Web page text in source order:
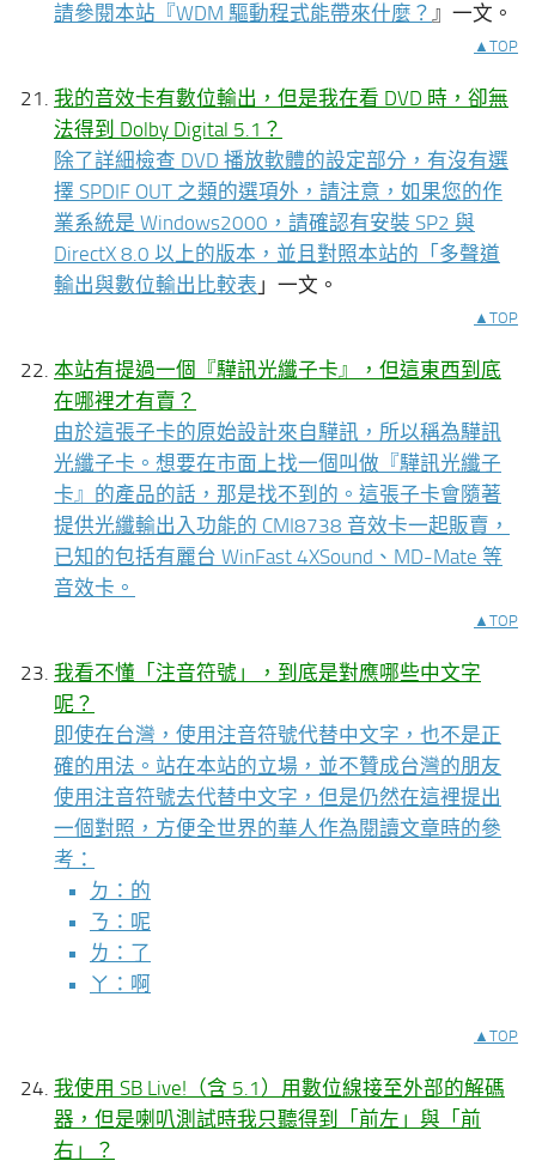
請參閱本站『WDM 驅動程式能帶來什麼？ 』一文。
▲TOP
我的音效卡有數位輸出，但是我在看 DVD 時，卻無
法得到 Dolby Digital 5.1？
除了詳細檢查 DVD 播放軟體的設定部分，有沒有選
擇 SPDIF OUT 之類的選項外，請注意，如果您的作
業系統是 Windows2000，請確認有安裝 SP2 與
DirectX 8.0 以上的版本，並且對照本站的「 多聲道
輸出與數位輸出比較表 」一文。
▲TOP
本站有提過一個『驊訊光纖子卡』，但這東西到底
在哪裡才有賣？
由於這張子卡的原始設計來自驊訊，所以稱為驊訊
光纖子卡。想要在市面上找一個叫做『驊訊光纖子
卡』的產品的話，那是找不到的。這張子卡會隨著
提供光纖輸出入功能的 CMI8738 音效卡一起販賣，
已知的包括有麗台 WinFast 4XSound、MD-Mate 等
音效卡。
▲TOP
我看不懂「注音符號」，到底是對應哪些中文字
呢？
即使在台灣，使用注音符號代替中文字，也不是正
確的用法。站在本站的立場，並不贊成台灣的朋友
使用注音符號去代替中文字，但是仍然在這裡提出
一個對照，方便全世界的華人作為閱讀文章時的參
考：
ㄉ：的
ㄋ：呢
ㄌ：了
ㄚ：啊
▲TOP
我使用 SB Live!（含 5.1）用數位線接至外部的解碼
器，但是喇叭測試時我只聽得到「前左」與「前
右」？